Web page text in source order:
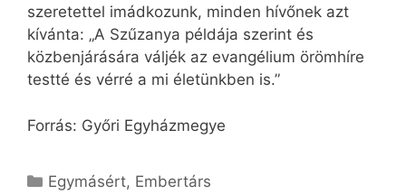
szeretettel imádkozunk, minden hívőnek azt
kívánta: „A Szűzanya példája szerint és
közbenjárására váljék az evangélium örömhíre
testté és vérré a mi életünkben is.”
Forrás: Győri Egyházmegye
Kategória
Egymásért, Embertárs